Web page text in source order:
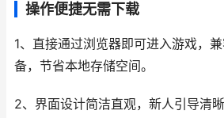
操作便捷无需下载
1、直接通过浏览器即可进入游戏，
备，节省本地存储空间。
2、界面设计简洁直观，新人引导清